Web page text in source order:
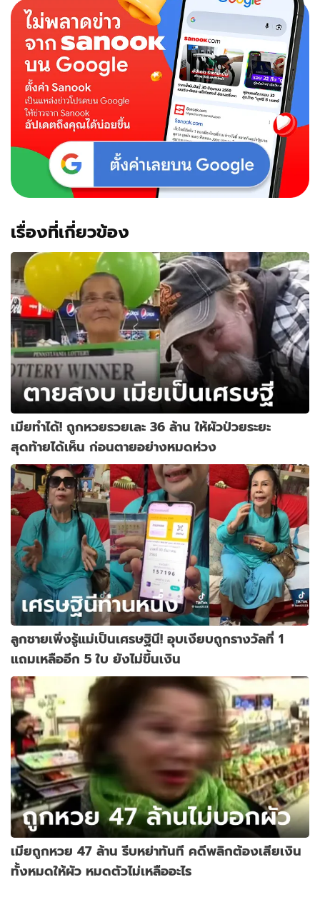
เรื่องที่เกี่ยวข้อง
เมียทำได้! ถูกหวยรวยเละ 36 ล้าน ให้ผัวป่วยระยะ
สุดท้ายได้เห็น ก่อนตายอย่างหมดห่วง
ลูกชายเพิ่งรู้แม่เป็นเศรษฐินี! อุบเงียบถูกรางวัลที่ 1
แถมเหลืออีก 5 ใบ ยังไม่ขึ้นเงิน
เมียถูกหวย 47 ล้าน รีบหย่าทันที คดีพลิกต้องเสียเงิน
ทั้งหมดให้ผัว หมดตัวไม่เหลืออะไร